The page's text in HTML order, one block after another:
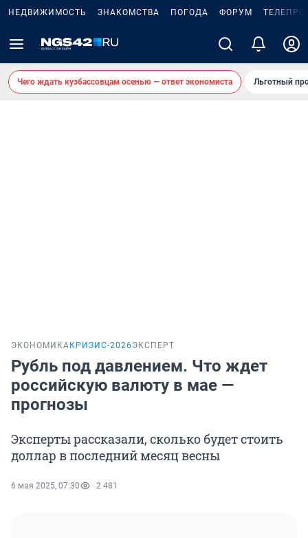
НЕДВИЖИМОСТЬ ЗНАКОМСТВА ПОГОДА ФОРУМ
Чего ждать кузбассовцам осенью — ответ экономиста Льготный
ЭКОНОМИКА КРИЗИС-2026ЭКСПЕРТ
Рубль под давлением. Что ждет
российскую валюту в мае —
прогнозы
Эксперты рассказали, сколько будет стоить
доллар в последний месяц весны
6 мая 2025, 07:30 2 481